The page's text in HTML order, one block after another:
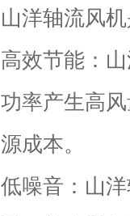
山洋轴流风
高效节能：
功率产生高
源成本。
低噪音：山